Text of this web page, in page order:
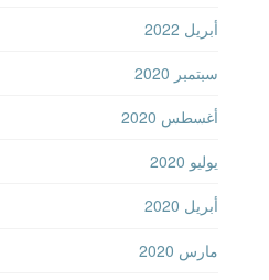
سبتمبر 2020
أغسطس 2020
يوليو 2020
أبريل 2020
مارس 2020
يناير 2020